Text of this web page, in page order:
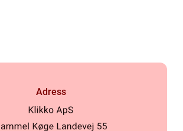
Adress